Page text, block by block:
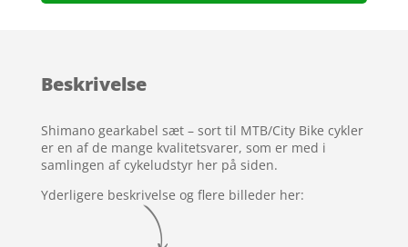
Beskrivelse
Shimano gearkabel sæt – sort til MTB/City Bike cykler
er en af de mange kvalitetsvarer, som er med i
samlingen af cykeludstyr her på siden.
Yderligere beskrivelse og flere billeder her: